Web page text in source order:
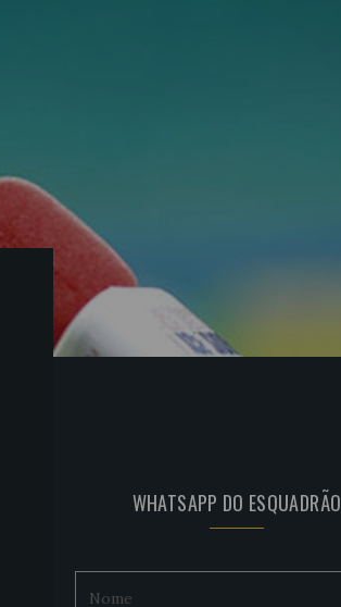
WHATSAPP DO ESQUADRÃO